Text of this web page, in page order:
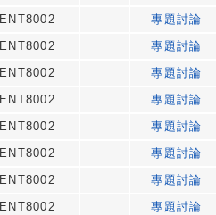
ENT8002
專題討論
ENT8002
專題討論
ENT8002
專題討論
ENT8002
專題討論
ENT8002
專題討論
ENT8002
專題討論
ENT8002
專題討論
ENT8002
專題討論